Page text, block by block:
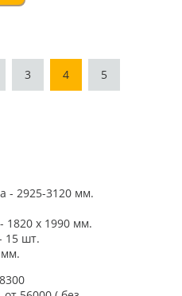
3 4 5
- 2925-3120 мм.
х 1990 мм.
15 шт.